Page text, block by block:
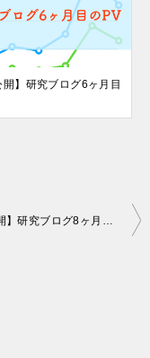
開】研究ブログ6ヶ月目
【PV公開】研究ブログ8ヶ月目のPVと5月1日わいの誕生日！【27才っす】